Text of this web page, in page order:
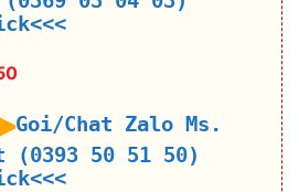
Goi/Chat Zalo Ms.
(0393 50 51 50)